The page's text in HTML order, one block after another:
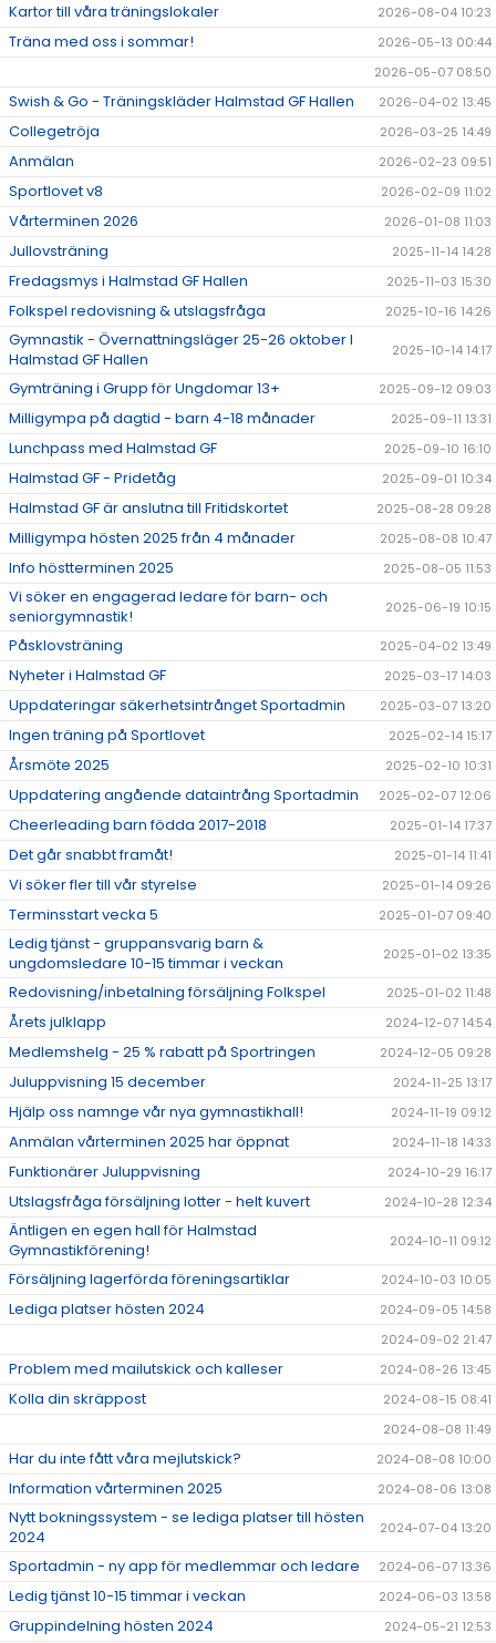
Kartor till våra träningslokaler 2026-08-04 10:23
Träna med oss i sommar!
2026-05-13 00:44
2026-05-07 08:50
Swish & Go - Träningskläder Halmstad GF Hallen 2026-04-02 13:45
Collegetröja 2026-03-25 14:49
Anmälan 2026-02-23 09:51
Sportlovet v8 2026-02-09 11:02
Vårterminen 2026 2026-01-08 11:03
Jullovsträning 2025-11-14 14:28
Fredagsmys i Halmstad GF Hallen 2025-11-03 15:30
Folkspel redovisning & utslagsfråga 2025-10-16 14:26
Gymnastik - Övernattningsläger 25-26 oktober I
Halmstad GF Hallen
2025-10-14 14:17
Gymträning i Grupp för Ungdomar 13+ 2025-09-12 09:03
Milligympa på dagtid - barn 4-18 månader 2025-09-11 13:31
Lunchpass med Halmstad GF 2025-09-10 16:10
Halmstad GF - Pridetåg 2025-09-01 10:34
Halmstad GF är anslutna till Fritidskortet 2025-08-28 09:28
Milligympa hösten 2025 från 4 månader 2025-08-08 10:47
Info höstterminen 2025 2025-08-05 11:53
Vi söker en engagerad ledare för barn- och
seniorgymnastik!
2025-06-19 10:15
Påsklovsträning 2025-04-02 13:49
Nyheter i Halmstad GF 2025-03-17 14:03
Uppdateringar säkerhetsintrånget Sportadmin 2025-03-07 13:20
Ingen träning på Sportlovet 2025-02-14 15:17
Årsmöte 2025 2025-02-10 10:31
Uppdatering angående dataintrång Sportadmin 2025-02-07 12:06
Cheerleading barn födda 2017-2018 2025-01-14 17:37
Det går snabbt framåt! 2025-01-14 11:41
Vi söker fler till vår styrelse 2025-01-14 09:26
Terminsstart vecka 5 2025-01-07 09:40
Ledig tjänst - gruppansvarig barn &
ungdomsledare 10-15 timmar i veckan
2025-01-02 13:35
Redovisning/inbetalning försäljning Folkspel 2025-01-02 11:48
Årets julklapp 2024-12-07 14:54
Medlemshelg - 25 % rabatt på Sportringen 2024-12-05 09:28
Juluppvisning 15 december 2024-11-25 13:17
Hjälp oss namnge vår nya gymnastikhall! 2024-11-19 09:12
Anmälan vårterminen 2025 har öppnat 2024-11-18 14:33
Funktionärer Juluppvisning 2024-10-29 16:17
Utslagsfråga försäljning lotter - helt kuvert 2024-10-28 12:34
Äntligen en egen hall för Halmstad
Gymnastikförening!
2024-10-11 09:12
Försäljning lagerförda föreningsartiklar 2024-10-03 10:05
Lediga platser hösten 2024
2024-09-05 14:58
2024-09-02 21:47
Problem med mailutskick och kalleser 2024-08-26 13:45
Kolla din skräppost
2024-08-15 08:41
2024-08-08 11:49
Har du inte fått våra mejlutskick? 2024-08-08 10:00
Information vårterminen 2025 2024-08-06 13:08
Nytt bokningssystem - se lediga platser till hösten
2024
2024-07-04 13:20
Sportadmin - ny app för medlemmar och ledare 2024-06-07 13:36
Ledig tjänst 10-15 timmar i veckan 2024-06-03 13:58
Gruppindelning hösten 2024 2024-05-21 12:53